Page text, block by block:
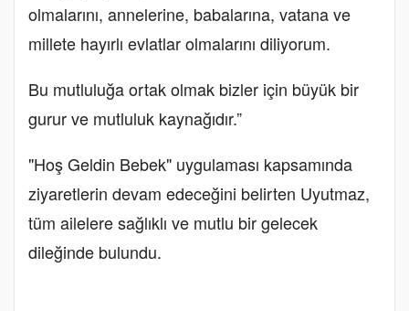
olmalarını, annelerine, babalarına, vatana ve
millete hayırlı evlatlar olmalarını diliyorum.
Bu mutluluğa ortak olmak bizler için büyük bir
gurur ve mutluluk kaynağıdır.”
"Hoş Geldin Bebek" uygulaması kapsamında
ziyaretlerin devam edeceğini belirten Uyutmaz,
tüm ailelere sağlıklı ve mutlu bir gelecek
dileğinde bulundu.